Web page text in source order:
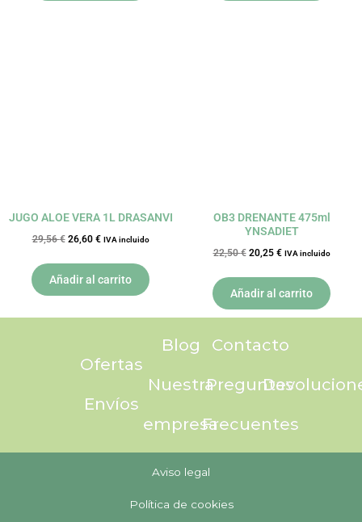
JUGO ALOE VERA 1L DRASANVI
29,56€ 26,60 € IVA incluido
Añadir al carrito
OB3 DRENANTE 475ml
YNSADIET
22,50€ 20,25 € IVA incluido
Añadir al carrito
Ofertas
Envíos
Blog
Nuestra
empresa
Contacto
Preguntas
Frecuentes
Aviso legal
Política de cookies